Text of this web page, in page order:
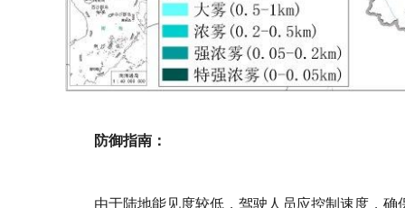
防御指南：
由于陆地能见度较低，驾驶人员应控制速度，确